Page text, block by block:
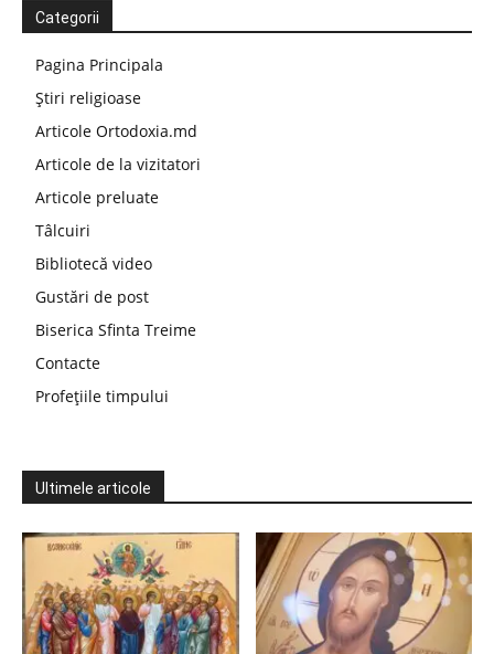
Categorii
Pagina Principala
Știri religioase
Articole Ortodoxia.md
Articole de la vizitatori
Articole preluate
Tâlcuiri
Bibliotecă video
Gustări de post
Biserica Sfinta Treime
Contacte
Profețiile timpului
Ultimele articole